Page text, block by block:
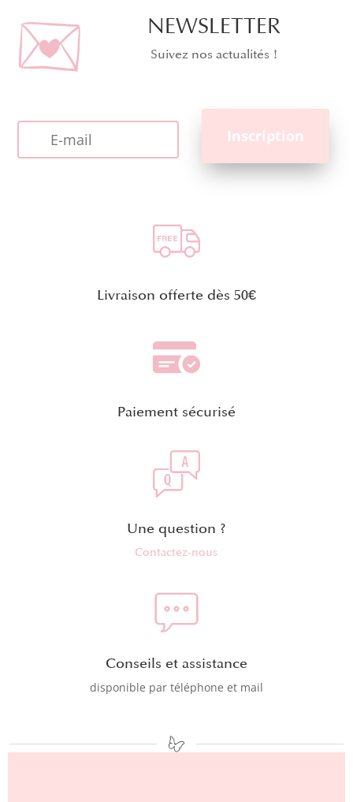
NEWSLETTER
Suivez nos actualités !
Livraison offerte dès 50€
Paiement sécurisé
Une question ?
Contactez-nous
Conseils et assistance
disponible par téléphone et mail